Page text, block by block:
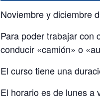
Noviembre y diciembre
Para poder trabajar
conducir «camión» o
El curso tiene una
El horario es de lunes a